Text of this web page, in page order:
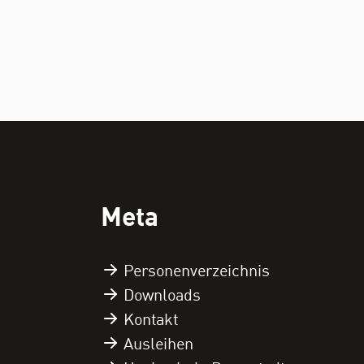
Meta
Personen­verzeichnis
Downloads
Kontakt
Ausleihen